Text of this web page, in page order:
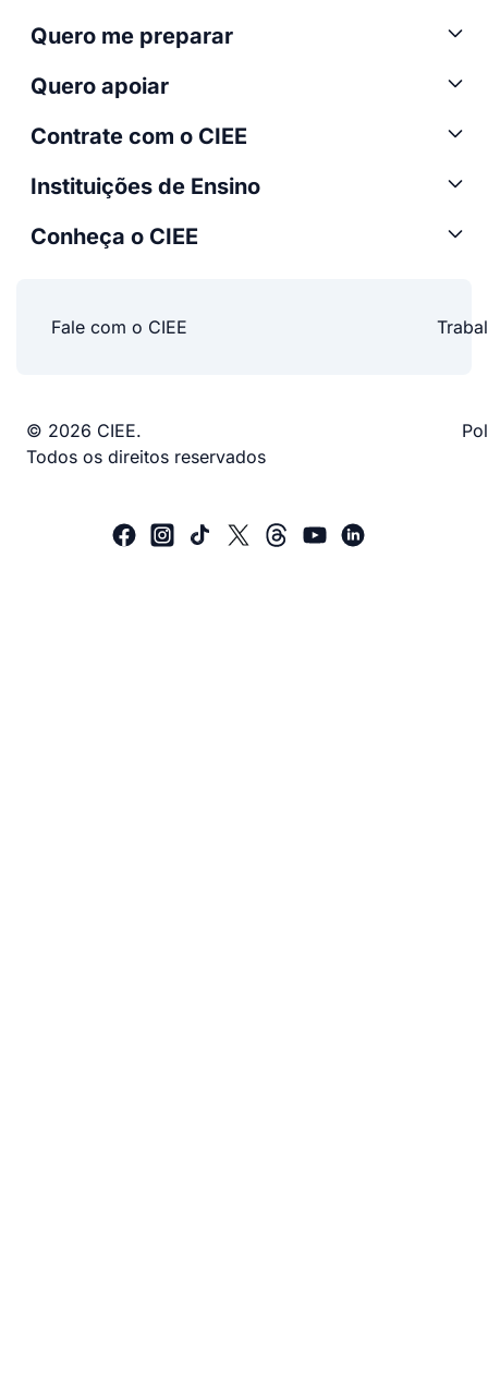
Quero me preparar
Quero apoiar
Contrate com o CIEE
Instituições de Ensino
Conheça o CIEE
Fale com o CIEE
© 2026 CIEE.
Todos os direitos reservados